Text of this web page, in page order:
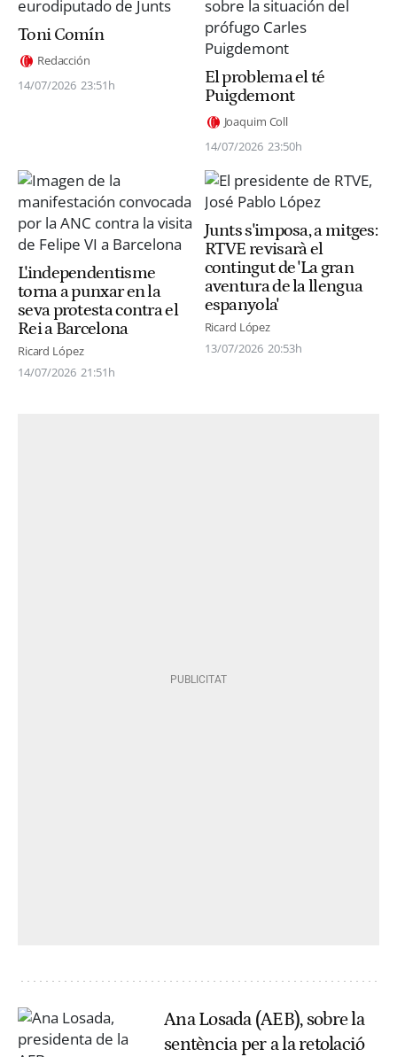
Toni Comín
Redacción
14/07/2026 23:51h
El problema el té
Puigdemont
Joaquim Coll
14/07/2026 23:50h
L'independentisme
torna a punxar en la
seva protesta contra el
Rei a Barcelona
Ricard López
14/07/2026 21:51h
Junts s'imposa, a mitges:
RTVE revisarà el
contingut de 'La gran
aventura de la llengua
espanyola'
Ricard López
13/07/2026 20:53h
Ana Losada (AEB), sobre la
sentència per a la retolació